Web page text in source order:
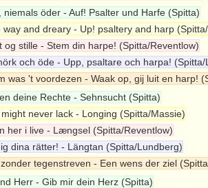
niemals öder - Auf! Psalter und Harfe (Spitta)
way and dreary - Up! psaltery and harp
stille - Stem din harpe! (Spitta/Reventlow)
och öde - Upp, psaltare och harpa! (Spitta/
was 't voordezen - Waak op, gij luit en harp!
deine Rechte - Sehnsucht (Spitta)
never lack - Longing (Spitta/Massie)
her i live - Længsel (Spitta/Reventlow)
dina rätter! - Längtan (Spitta/Lundberg)
tegenstreven - Een wens der ziel
Herr - Gib mir dein Herz (Spitta)